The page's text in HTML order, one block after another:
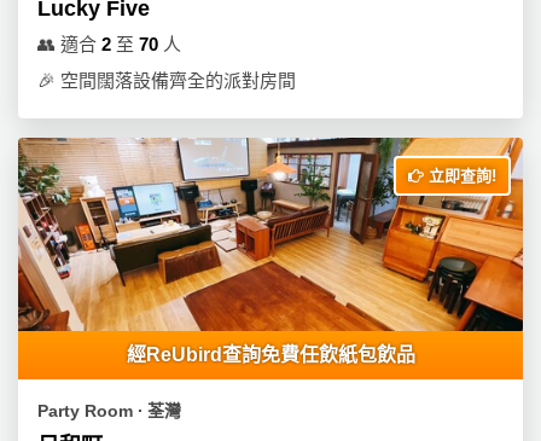
Lucky Five
👥 適合 2 至 70 人
🎉 空間闊落設備齊全的派對房間
立即查詢!
經ReUbird查詢免費任飲紙包飲品
Party Room ∙ 荃灣